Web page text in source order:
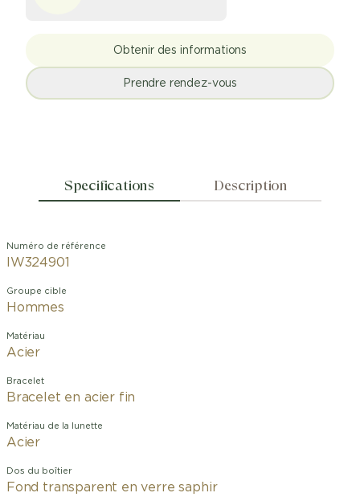
Obtenir des informations
Prendre rendez-vous
Specifications Description
Numéro de référence
IW324901
Groupe cible
Hommes
Matériau
Acier
Bracelet
Bracelet en acier fin
Matériau de la lunette
Acier
Dos du boîtier
Fond transparent en verre saphir